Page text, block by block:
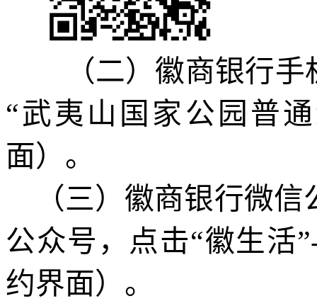
（二）徽商银行手
“武夷山国家公园普
面） 。
（三）徽商银行微
公众号 ，点击“徽生活”
约界面） 。